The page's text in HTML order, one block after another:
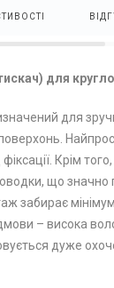
для
для
Крім того,
що значно
забирає
– висока
дуже